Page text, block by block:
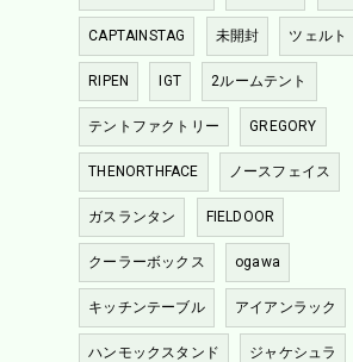
CAPTAINSTAG 未開封 ツェルト
RIPEN IGT 2ルームテント
テントファクトリー GREGORY
THENORTHFACE ノースフェイス
ガスランタン FIELDOOR
クーラーボックス ogawa
キッチンテーブル アイアンラック
ハンモックスタンド ジャケシュラ